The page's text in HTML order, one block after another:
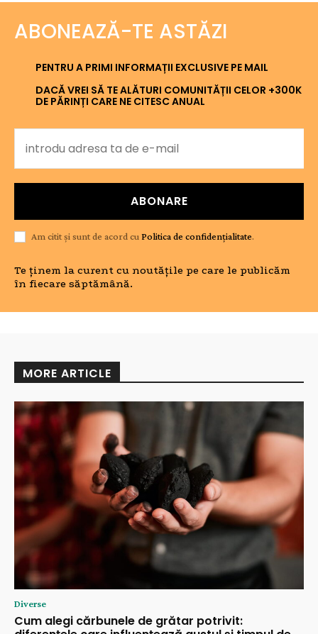
ABONEAZĂ-TE ASTĂZI
PENTRU A PRIMI INFORMAȚII EXCLUSIVE PE MAIL
DACĂ VREI SĂ TE ALĂTURI COMUNITĂȚII CELOR +300K
DE PĂRINȚI CARE NE CITESC ANUAL
ABONARE
Am citit și sunt de acord cuPolitica de confidențialitate.
Te ținem la curent cu noutățile pe care le publicăm
în fiecare săptămână.
MORE ARTICLE
Diverse
Cum alegi cărbunele de grătar potrivit: